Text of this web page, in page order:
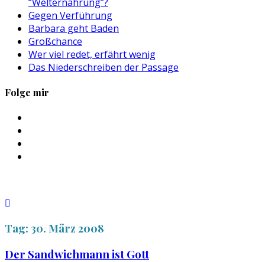
Gegen Verführung
Barbara geht Baden
Großchance
Wer viel redet, erfährt wenig
Das Niederschreiben der Passage
Folge mir
anzeigen
Tag: 30. März 2008
Der Sandwichmann ist Gott